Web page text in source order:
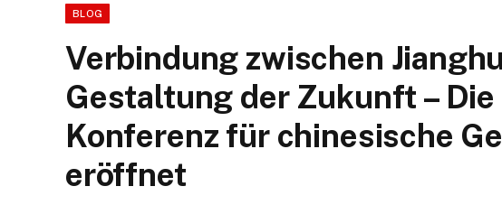
BLOG
Verbindung zwischen
Gestaltung der Zukunft –
Konferenz für chinesische
eröffnet